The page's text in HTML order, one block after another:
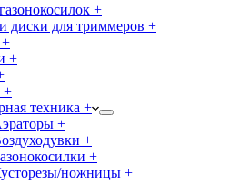
+
диски для триммеров +
+
техника +
+
+
+
ножницы +